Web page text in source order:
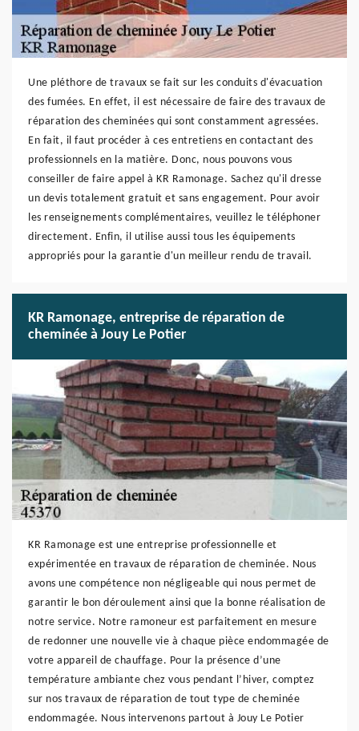
Une pléthore de travaux se fait sur les conduits d'évacuation
des fumées. En effet, il est nécessaire de faire des travaux de
réparation des cheminées qui sont constamment agressées.
En fait, il faut procéder à ces entretiens en contactant des
professionnels en la matière. Donc, nous pouvons vous
conseiller de faire appel à KR Ramonage. Sachez qu'il dresse
un devis totalement gratuit et sans engagement. Pour avoir
les renseignements complémentaires, veuillez le téléphoner
directement. Enfin, il utilise aussi tous les équipements
appropriés pour la garantie d'un meilleur rendu de travail.
KR Ramonage, entreprise de réparation de
cheminée à Jouy Le Potier
KR Ramonage est une entreprise professionnelle et
expérimentée en travaux de réparation de cheminée. Nous
avons une compétence non négligeable qui nous permet de
garantir le bon déroulement ainsi que la bonne réalisation de
notre service. Notre ramoneur est parfaitement en mesure
de redonner une nouvelle vie à chaque pièce endommagée de
votre appareil de chauffage. Pour la présence d’une
température ambiante chez vous pendant l’hiver, comptez
sur nos travaux de réparation de tout type de cheminée
endommagée. Nous intervenons partout à Jouy Le Potier